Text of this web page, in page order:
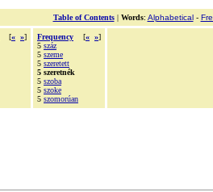
Table of Contents| Words: Alphabetical-
[« »]
Frequency [« »]
5 száz
5 szeme
5 szeretett
5 szeretnék
5 szoba
5 szoke
5 szomorúan